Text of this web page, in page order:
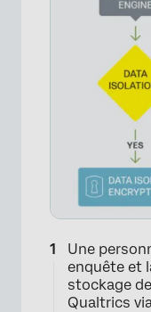
Une
enquête et
stockage
Qualtrics